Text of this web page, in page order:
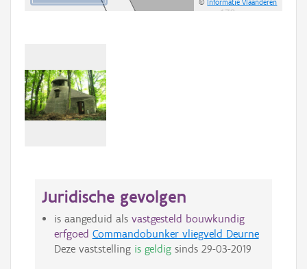
©Informatie Vlaanderen
Juridische gevolgen
is aangeduid als vastgesteld bouwkundig
erfgoed Commandobunker vliegveld Deurne
Deze vaststelling is geldigsinds 29-03-2019